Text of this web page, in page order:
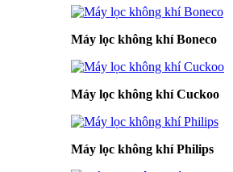
Máy lọc không khí Boneco
Máy lọc không khí Cuckoo
Máy lọc không khí Philips